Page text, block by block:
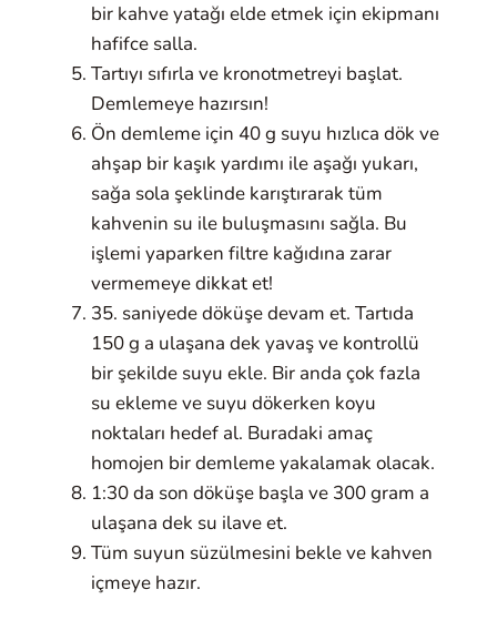
bir kahve yatağı elde etmek için ekipmanı
hafifce salla.
Tartıyı sıfırla ve kronotmetreyi başlat.
Demlemeye hazırsın!
Ön demleme için 40 g suyu hızlıca dök ve
ahşap bir kaşık yardımı ile aşağı yukarı,
sağa sola şeklinde karıştırarak tüm
kahvenin su ile buluşmasını sağla. Bu
işlemi yaparken filtre kağıdına zarar
vermemeye dikkat et!
35. saniyede döküşe devam et. Tartıda
150 g a ulaşana dek yavaş ve kontrollü
bir şekilde suyu ekle. Bir anda çok fazla
su ekleme ve suyu dökerken koyu
noktaları hedef al. Buradaki amaç
homojen bir demleme yakalamak olacak.
1:30 da son döküşe başla ve 300 gram a
ulaşana dek su ilave et.
Tüm suyun süzülmesini bekle ve kahven
içmeye hazır.